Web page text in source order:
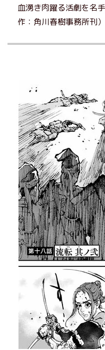
血湧き肉躍る活劇を名
作：角川春樹事務所刊）